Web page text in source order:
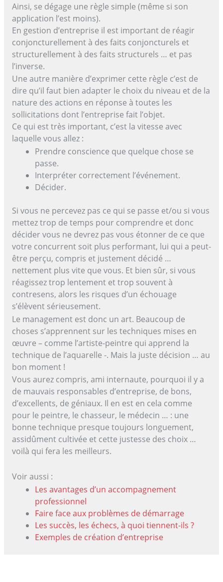
Ainsi, se dégage une règle simple (même si son
application l’est moins).
En gestion d’entreprise il est important de réagir
conjoncturellement à des faits conjoncturels et
structurellement à des faits structurels … et pas
l’inverse.
Une autre manière d’exprimer cette règle c’est de
dire qu’il faut bien adapter le choix du niveau et de la
nature des actions en réponse à toutes les
sollicitations dont l’entreprise fait l’objet.
Ce qui est très important, c’est la vitesse avec
laquelle vous allez :
Prendre conscience que quelque chose se
passe.
Interpréter correctement l’événement.
Décider.
Si vous ne percevez pas ce qui se passe et/ou si vous
mettez trop de temps pour comprendre et donc
décider vous ne devrez pas vous étonner de ce que
votre concurrent soit plus performant, lui qui a peut-
être perçu, compris et justement décidé …
nettement plus vite que vous. Et bien sûr, si vous
réagissez trop lentement et trop souvent à
contresens, alors les risques d’un échouage
s’élèvent sérieusement.
Le management est donc un art. Beaucoup de
choses s’apprennent sur les techniques mises en
œuvre – comme l’artiste-peintre qui apprend la
technique de l’aquarelle -. Mais la juste décision … au
bon moment !
Vous aurez compris, ami internaute, pourquoi il y a
de mauvais responsables d’entreprise, de bons,
d’excellents, de géniaux. Il en est en cela comme
pour le peintre, le chasseur, le médecin … : une
bonne technique presque toujours longuement,
assidûment cultivée et cette justesse des choix …
voilà qui fera les meilleurs.
Voir aussi :
Les avantages d’un accompagnement
professionnel
Faire face aux problèmes de démarrage
Les succès, les échecs, à quoi tiennent-ils ?
Exemples de création d’entreprise